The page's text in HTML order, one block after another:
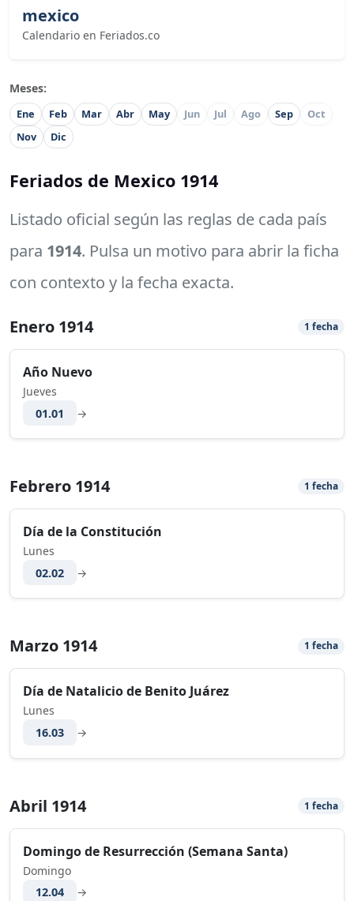
mexico
Calendario en Feriados.co
Meses:
Ene Feb Mar Abr May Jun Jul Ago Sep
Oct
Nov
Dic
Feriados de Mexico 1914
Listado oficial según las reglas de cada país
para 1914. Pulsa un motivo para abrir la ficha
con contexto y la fecha exacta.
Enero 1914 1 fecha
Año Nuevo
Jueves
01.01
→
Febrero 1914 1 fecha
Día de la Constitución
Lunes
02.02
→
Marzo 1914 1 fecha
Día de Natalicio de Benito Juárez
Lunes
16.03
→
Abril 1914 1 fecha
Domingo de Resurrección (Semana Santa)
Domingo
12.04
→